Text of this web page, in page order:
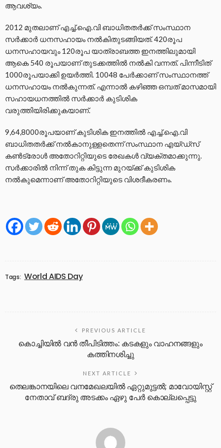
ആവശ്യം.
2012 മുതലാണ് എച്ച്.ഐ.വി ബാധിതതർക്ക് സംസ്ഥാന
സർക്കാർ ധനസഹായം നൽകിതുടങ്ങിയത്. 420രൂപ
ധനസഹായവും 120രൂപ യാത്രാബത്ത ഇനത്തിലുമായി
ആകെ 540 രൂപയാണ് തുടക്കത്തിൽ നൽകി വന്നത്. പിന്നീടിത്
1000രൂപയാക്കി ഉയർത്തി. 10048 പേർക്കാണ് സംസ്ഥാനത്ത്
ധനസഹായം നൽകുന്നത്. എന്നാൽ കഴിഞ്ഞ ഒമ്പത് മാസമായി
സഹായധനത്തിൽ സർക്കാർ കുടിശിക
വരുത്തിയിരിക്കുകയാണ്.
9,64,8000രൂപയാണ് കുടിശിക ഇനത്തിൽ എച്ച്.ഐ.വി
ബാധിതതർക്ക് നൽകാനുള്ളതെന്ന് സംസ്ഥാന എയ്ഡ്സ്
കൺട്രോൾ അതോറിറ്റിയുടെ രേഖകൾ വ്യക്തമാക്കുന്നു.
സർക്കാരിൽ നിന്ന് തുക കിട്ടുന്ന മുറയ്ക്ക് കുടിശിക
നൽകുമെന്നാണ് അതോറിറ്റിയുടെ വിശദീകരണം.
Tags: World AIDS Day
PREVIOUS ARTICLE
കൊച്ചിയില്‍ വന്‍ തീപിടിത്തം: കടകളും വാഹനങ്ങളും
കത്തിനശിച്ചു
NEXT ARTICLE
തെലങ്കാനയിലെ വനമേഖലയിൽ ഏറ്റുമുട്ടൽ; മാവോയിസ്റ്റ്
നേതാവ് ബദ്രു അടക്കം ഏഴു പേർ കൊല്ലപ്പെട്ടു